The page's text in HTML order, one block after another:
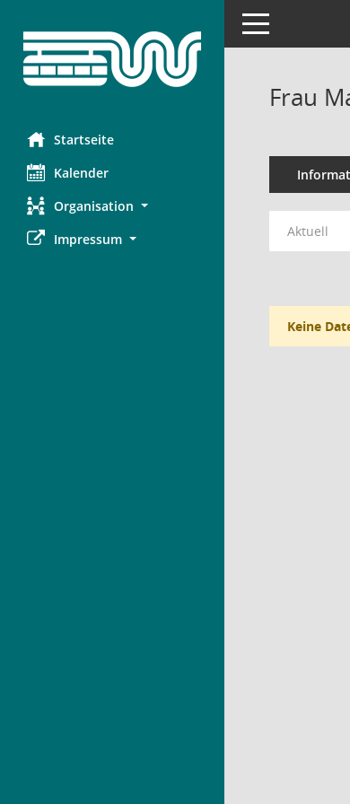
Startseite
Kalender
Organisation
Impressum
Toggle navigation
Frau
Aktuell
Keine